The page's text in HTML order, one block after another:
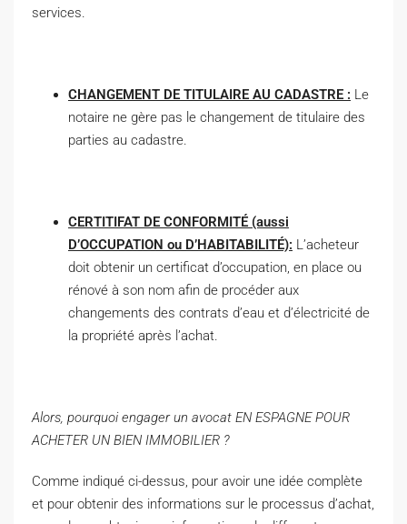
services.
CHANGEMENT DE TITULAIRE AU CADASTRE : Le
notaire ne gère pas le changement de titulaire des
parties au cadastre.
CERTITIFAT DE CONFORMITÉ (aussi
D’OCCUPATION ou D’HABITABILITÉ): L’acheteur
doit obtenir un certificat d’occupation, en place ou
rénové à son nom afin de procéder aux
changements des contrats d’eau et d’électricité de
la propriété après l’achat.
Alors, pourquoi engager un avocat EN ESPAGNE POUR
ACHETER UN BIEN IMMOBILIER ?
Comme indiqué ci-dessus, pour avoir une idée complète
et pour obtenir des informations sur le processus d’achat,